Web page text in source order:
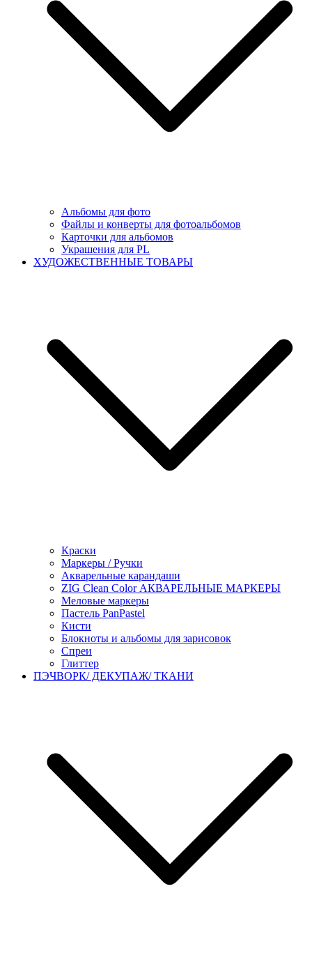
Альбомы для фото
Файлы и конверты для фотоальбомов
Карточки для альбомов
Украшения для PL
ХУДОЖЕСТВЕННЫЕ ТОВАРЫ
Краски
Маркеры / Ручки
Акварельные карандаши
ZIG Clean Color АКВАРЕЛЬНЫЕ МАРКЕРЫ
Меловые маркеры
Пастель PanPastel
Кисти
Блокноты и альбомы для зарисовок
Спреи
Глиттер
ПЭЧВОРК/ ДЕКУПАЖ/ ТКАНИ